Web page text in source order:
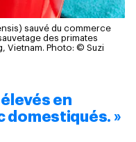
sauvé du commerce
des primates
Vietnam. Photo: © Suzi
en
domestiqués. »